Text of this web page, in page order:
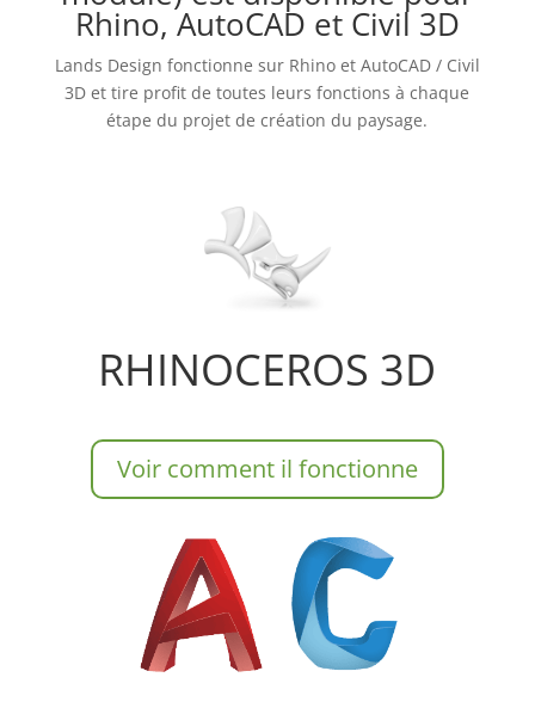
Rhino, AutoCAD et Civil 3D
Lands Design fonctionne sur Rhino et AutoCAD / Civil
3D et tire profit de toutes leurs fonctions à chaque
étape du projet de création du paysage.
RHINOCEROS 3D
Voir comment il fonctionne